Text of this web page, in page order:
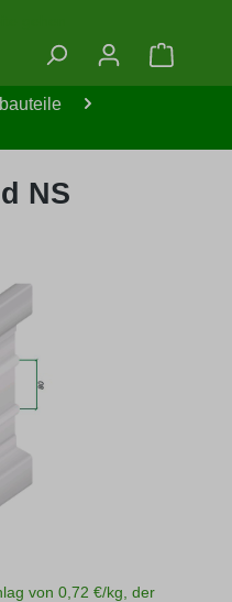
NS
von 0,72 €/kg, der